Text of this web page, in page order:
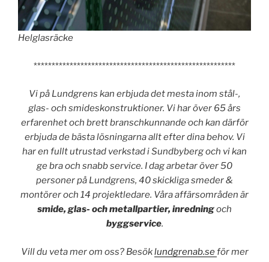
Helglasräcke
********************************************************
Vi på Lundgrens kan erbjuda det mesta inom stål-,
glas- och smideskonstruktioner. Vi har över 65 års
erfarenhet och brett branschkunnande och kan därför
erbjuda de bästa lösningarna allt efter dina behov. Vi
har en fullt utrustad verkstad i Sundbyberg och vi kan
ge bra och snabb service. I dag arbetar över 50
personer på Lundgrens, 40 skickliga smeder &
montörer och 14 projektledare. Våra affärsområden är
smide, glas- och metallpartier, inredningoch
byggservice.
Vill du veta mer om oss? Besöklundgrenab.seför mer